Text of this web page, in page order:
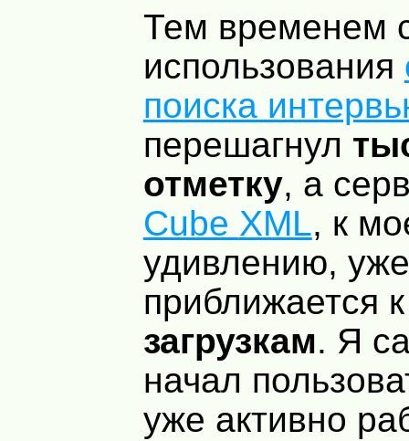
Тем временем
использования
поиска
перешагнул
отметку, а
Cube XML, к
удивлению, уже
приближается
загрузкам. Я
начал
уже активно